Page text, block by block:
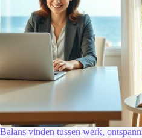
Balans vinden tussen werk,